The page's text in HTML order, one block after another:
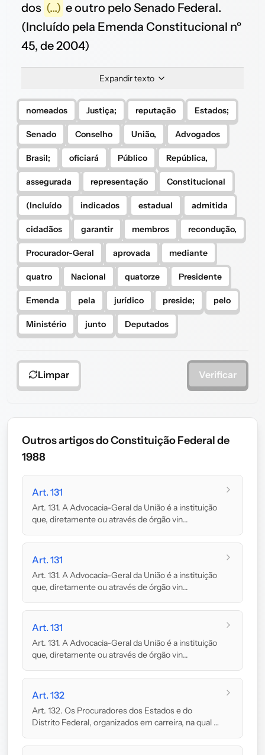
dos (...) e outro pelo Senado Federal.
(Incluído pela Emenda Constitucional nº
45, de 2004)
Expandir texto
nomeados Justiça; reputação Estados;
Senado Conselho União, Advogados
Brasil; oficiará Público República,
assegurada representação Constitucional
(Incluído indicados estadual admitida
cidadãos garantir membros recondução,
Procurador-Geral aprovada mediante
quatro Nacional quatorze Presidente
Emenda pela jurídico preside; pelo
Ministério junto Deputados
Limpar Verificar
Outros artigos do Constituição Federal de
1988
Art. 131
Art. 131. A Advocacia-Geral da União é a instituição
que, diretamente ou através de órgão vin...
Art. 131
Art. 131. A Advocacia-Geral da União é a instituição
que, diretamente ou através de órgão vin...
Art. 131
Art. 131. A Advocacia-Geral da União é a instituição
que, diretamente ou através de órgão vin...
Art. 132
Art. 132. Os Procuradores dos Estados e do
Distrito Federal, organizados em carreira, na qual o